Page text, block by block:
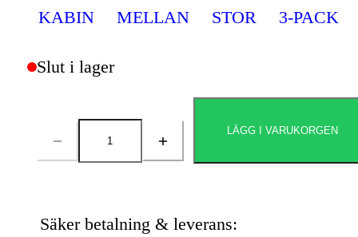
KABIN MELLAN STOR 3-PACK
Slut i lager
Antal
LÄGG I VARUKORGEN
Säker betalning & leverans: